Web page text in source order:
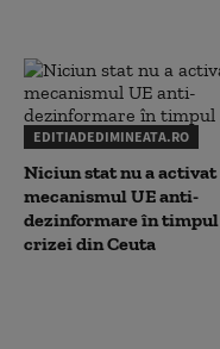
EDITIADEDIMINEATA.RO
Niciun stat nu a activat
mecanismul UE anti-
dezinformare în timpul
crizei din Ceuta